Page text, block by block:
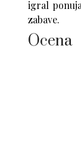
igral
zabave.
Ocena